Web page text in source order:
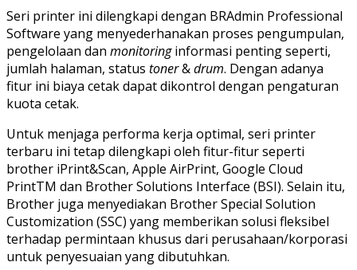
Seri printer ini dilengkapi dengan BRAdmin Professional
Software yang menyederhanakan proses pengumpulan,
pengelolaan dan monitoringinformasi penting seperti,
jumlah halaman, status toner&drum. Dengan adanya
fitur ini biaya cetak dapat dikontrol dengan pengaturan
kuota cetak.
Untuk menjaga performa kerja optimal, seri printer
terbaru ini tetap dilengkapi oleh fitur-fitur seperti
brother iPrint&Scan, Apple AirPrint, Google Cloud
PrintTM dan Brother Solutions Interface (BSI). Selain itu,
Brother juga menyediakan Brother Special Solution
Customization (SSC) yang memberikan solusi fleksibel
terhadap permintaan khusus dari perusahaan/korporasi
untuk penyesuaian yang dibutuhkan.